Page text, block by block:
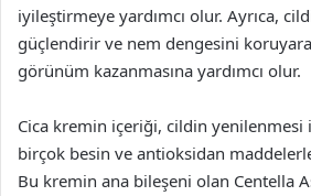
iyileştirmeye yardımcı olur. Ayrıca,
güçlendirir ve nem dengesini
görünüm kazanmasına yardımcı olur.
Cica kremin içeriği, cildin yenilenmesi
birçok besin ve antioksidan
Bu kremin ana bileşeni olan Centella